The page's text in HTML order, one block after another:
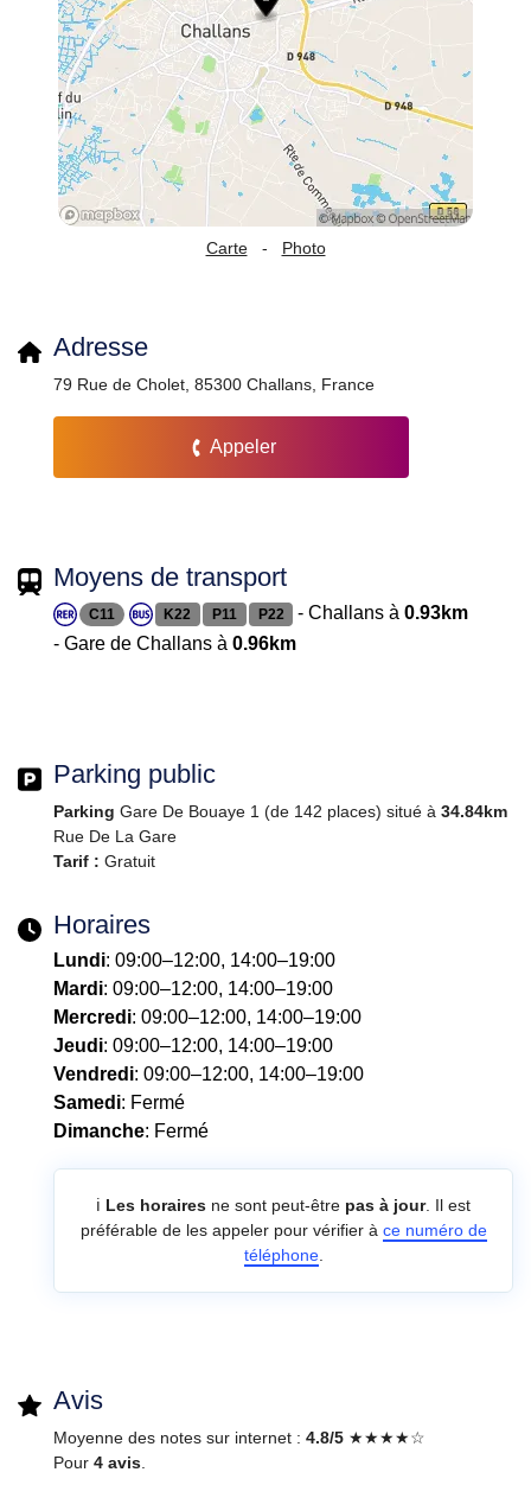
Carte - Photo
Adresse
79 Rue de Cholet, 85300 Challans, France
Appeler
Moyens de transport
C11 K22 P11 P22 - Challans à0.93km
- Gare de Challans à 0.96km
Parking public
Parking Gare De Bouaye 1 (de 142 places) situé à 34.84km
Rue De La Gare
Tarif : Gratuit
Horaires
Lundi: 09:00–12:00, 14:00–19:00
Mardi: 09:00–12:00, 14:00–19:00
Mercredi: 09:00–12:00, 14:00–19:00
Jeudi: 09:00–12:00, 14:00–19:00
Vendredi: 09:00–12:00, 14:00–19:00
Samedi: Fermé
Dimanche: Fermé
ℹ️ Les horaires ne sont peut-être pas à jour. Il est
préférable de les appeler pour vérifier à ce numéro de
téléphone.
Avis
Moyenne des notes sur internet : 4.8/5 ★★★★☆
Pour 4 avis.